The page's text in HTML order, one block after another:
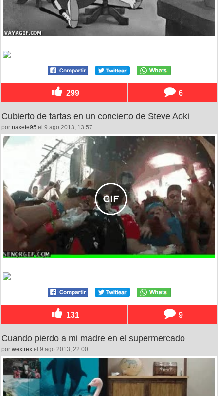
299 6
Cubierto de tartas en un concierto de Steve Aoki
por naxete95 el 9 ago 2013, 13:57
131 9
Cuando pierdo a mi madre en el supermercado
por wextrex el 9 ago 2013, 22:00